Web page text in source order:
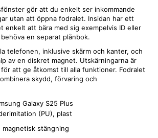
gör att du enkelt ser inkommande
utan att öppna fodralet. Insidan har ett
enkelt att bära med sig exempelvis ID eller
en separat plånbok.
telefonen, inklusive skärm och kanter, och
av en diskret magnet. Utskärningarna är
att ge åtkomst till alla funktioner. Fodralet
skydd, förvaring och
Galaxy S25 Plus
(PU), plast
magnetisk stängning